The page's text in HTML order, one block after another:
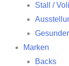
Stall /
Marken
Backs